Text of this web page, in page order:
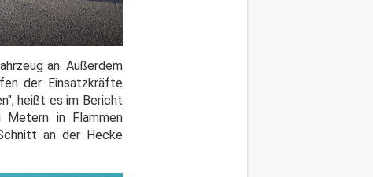
an. Außerdem
der Einsatzkräfte
heißt es im Bericht
in Flammen
an der Hecke